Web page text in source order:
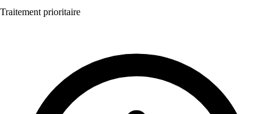
Traitement prioritaire